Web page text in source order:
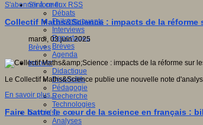
S'informer
Débats
Faits marquants
Interviews
Reportages
Brèves
Agenda
Innover
Didactique
Dispositifs
Pédagogie
Recherche
Technologies
Savoir(s)
Analyses
S'abonner à ce flux RSS
Collectif Maths&Science : impacts de la
mardi, 03 juin 2025
Brèves
Le Collectif Maths&Science publie une nouvelle note
En savoir plus...
Faire battre le cœur de la science en français :